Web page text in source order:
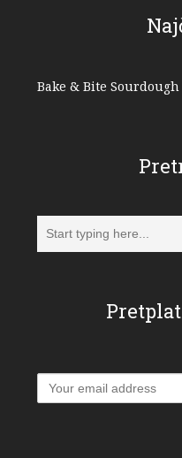
Bake & Bite